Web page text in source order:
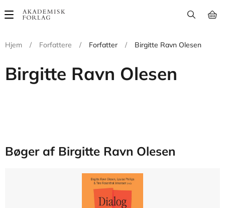
Main
Hjem
/ Forfattere / Forfatter / Birgitte Ravn Olesen
Birgitte Ravn Olesen
Bøger af Birgitte Ravn Olesen